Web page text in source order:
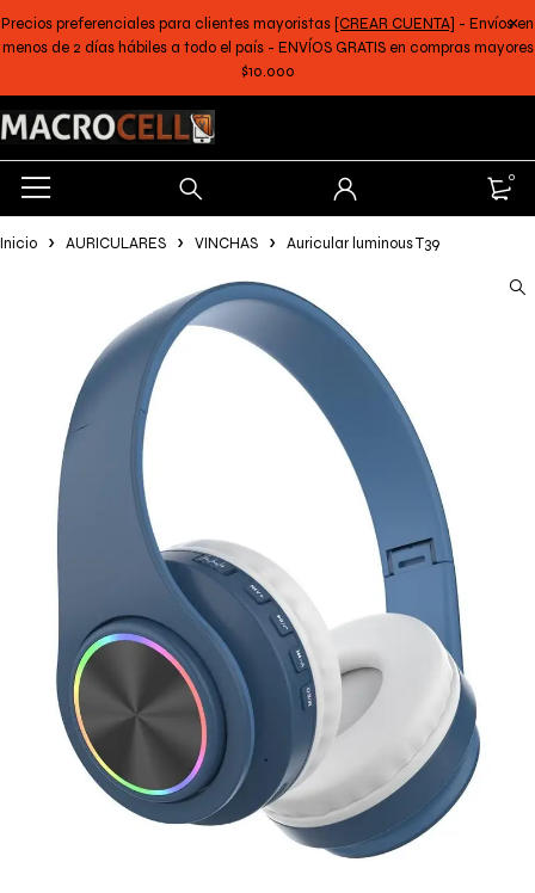
Precios preferenciales para clientes mayoristas [CREAR CUENTA] - Envíos en
menos de 2 días hábiles a todo el país - ENVÍOS GRATIS en compras mayores
$10.000
0
Inicio AURICULARES VINCHAS Auricular luminous T39